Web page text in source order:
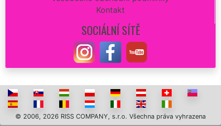
Kontakt
SOCIÁLNÍ SÍTĚ
© 2006, 2026 RISS COMPANY, s.r.o. Všechna práva vyhrazena